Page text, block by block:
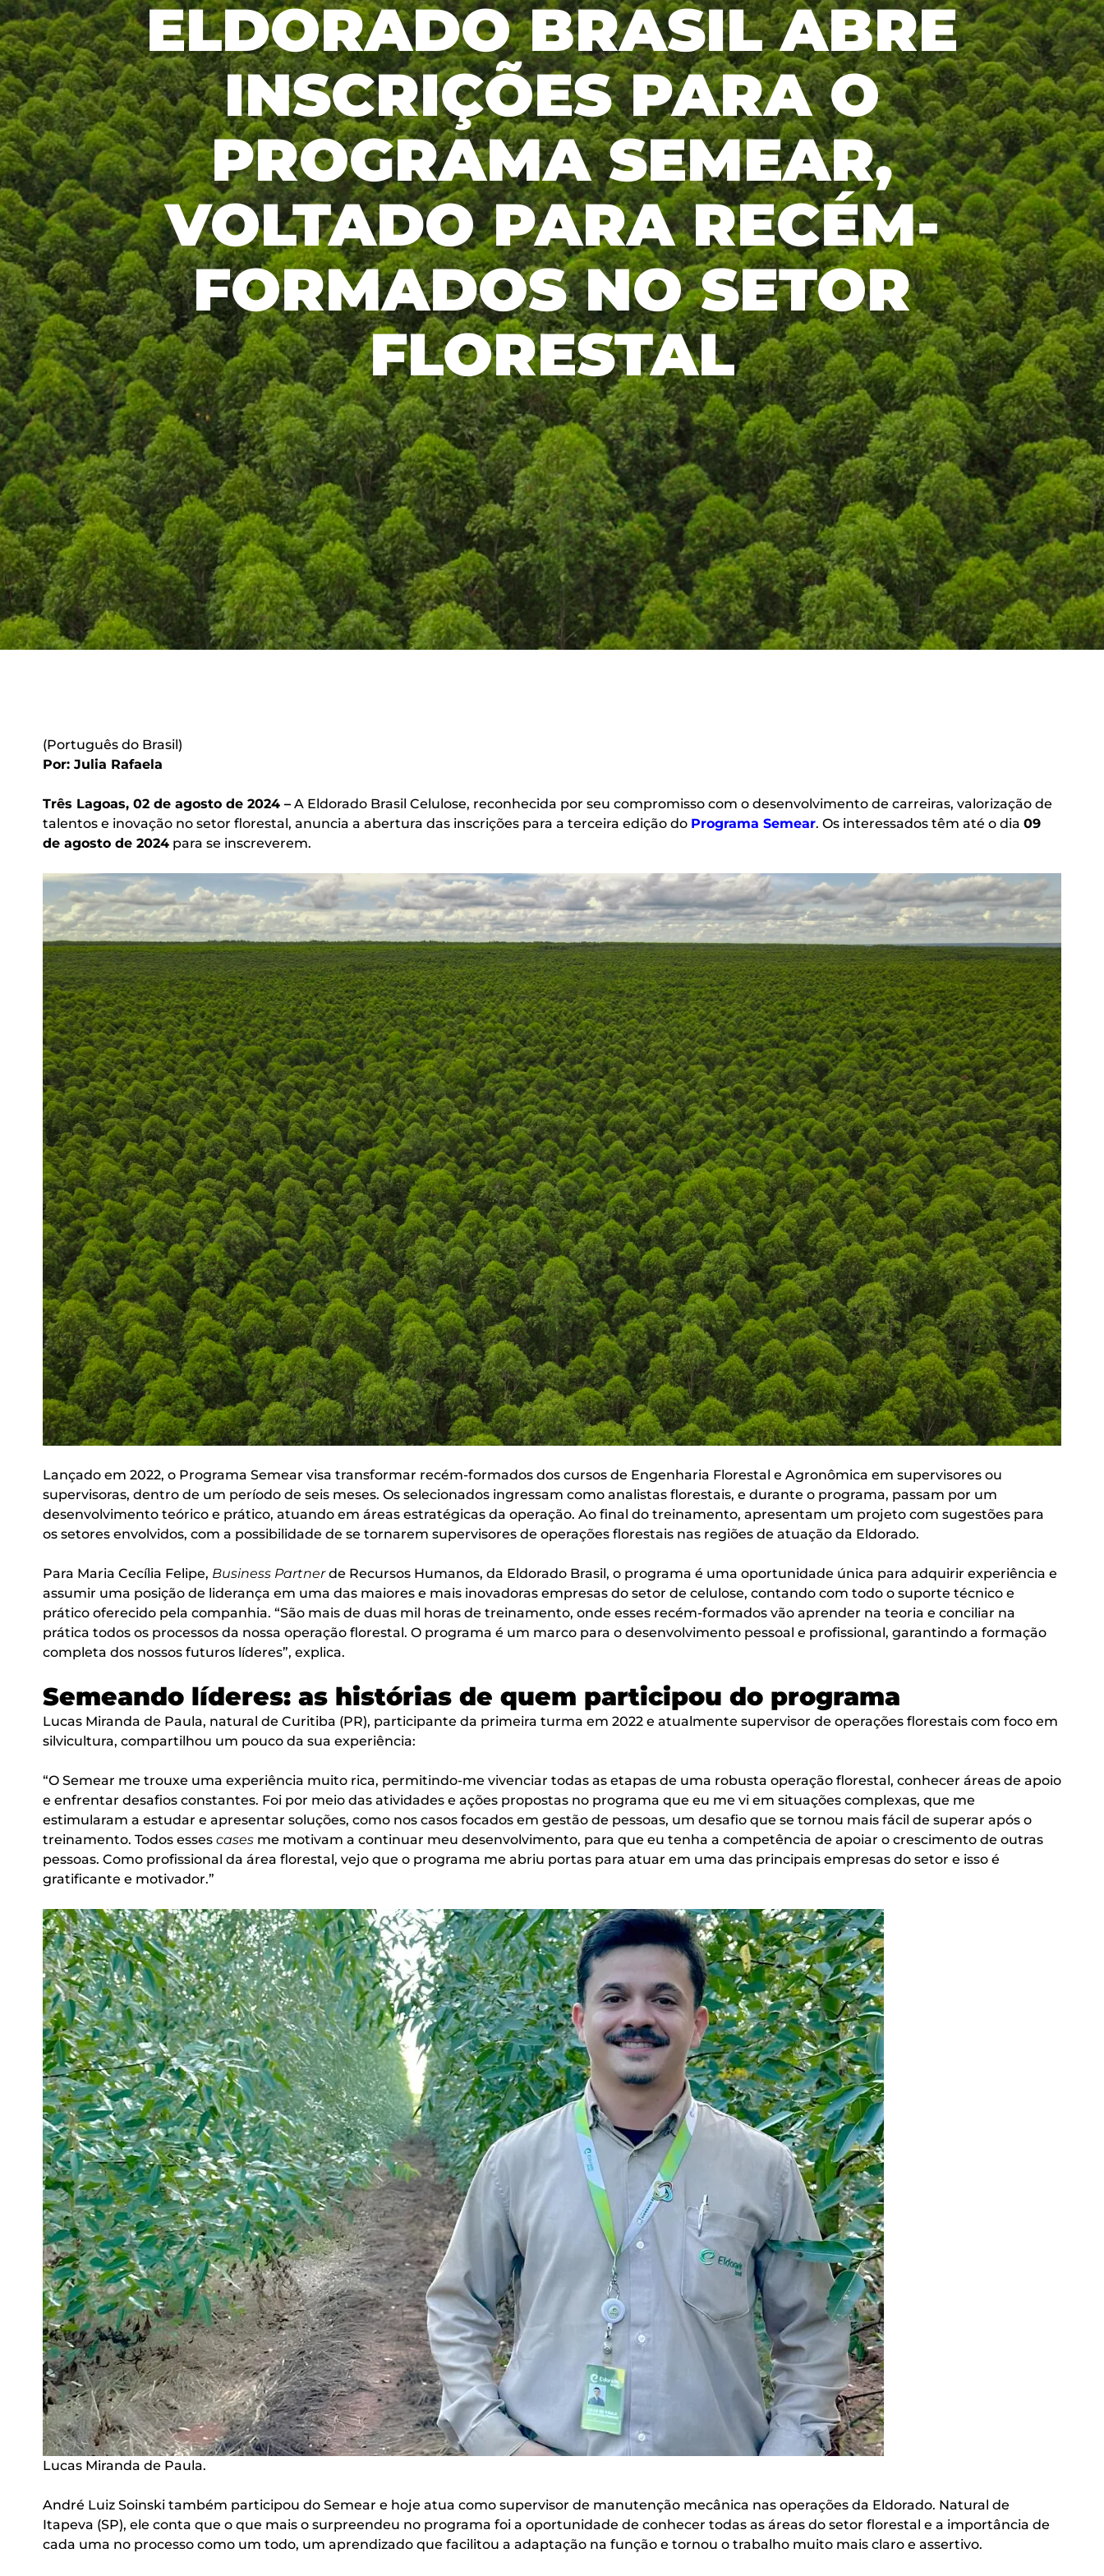
Recusar não essenciais Aceitar todos
Salvar preferências
viable approach
to forest
management.
Sustainability Report
Management Plan Forestry
with our
stakeholders
and the
market.
operational efficiency.
ELDORADO BRASIL ABRE
INSCRIÇÕES PARA O
PROGRAMA SEMEAR,
VOLTADO PARA RECÉM-
FORMADOS NO SETOR
FLORESTAL
(Português do Brasil)
Por: Julia Rafaela
Três Lagoas, 02 de agosto de 2024 – A Eldorado Brasil Celulose, reconhecida por seu compromisso com o desenvolvimento de carreiras, valorização de
talentos e inovação no setor florestal, anuncia a abertura das inscrições para a terceira edição do Programa Semear. Os interessados têm até o dia 09
de agosto de 2024 para se inscreverem.
Lançado em 2022, o Programa Semear visa transformar recém-formados dos cursos de Engenharia Florestal e Agronômica em supervisores ou
supervisoras, dentro de um período de seis meses. Os selecionados ingressam como analistas florestais, e durante o programa, passam por um
desenvolvimento teórico e prático, atuando em áreas estratégicas da operação. Ao final do treinamento, apresentam um projeto com sugestões para
os setores envolvidos, com a possibilidade de se tornarem supervisores de operações florestais nas regiões de atuação da Eldorado.
Para Maria Cecília Felipe, Business Partnerde Recursos Humanos, da Eldorado Brasil, o programa é uma oportunidade única para adquirir experiência e
assumir uma posição de liderança em uma das maiores e mais inovadoras empresas do setor de celulose, contando com todo o suporte técnico e
prático oferecido pela companhia. “São mais de duas mil horas de treinamento, onde esses recém-formados vão aprender na teoria e conciliar na
prática todos os processos da nossa operação florestal. O programa é um marco para o desenvolvimento pessoal e profissional, garantindo a formação
completa dos nossos futuros líderes”, explica.
Semeando líderes: as histórias de quem participou do programa
Lucas Miranda de Paula, natural de Curitiba (PR), participante da primeira turma em 2022 e atualmente supervisor de operações florestais com foco em
silvicultura, compartilhou um pouco da sua experiência:
“O Semear me trouxe uma experiência muito rica, permitindo-me vivenciar todas as etapas de uma robusta operação florestal, conhecer áreas de apoio
e enfrentar desafios constantes. Foi por meio das atividades e ações propostas no programa que eu me vi em situações complexas, que me
estimularam a estudar e apresentar soluções, como nos casos focados em gestão de pessoas, um desafio que se tornou mais fácil de superar após o
treinamento. Todos esses cases me motivam a continuar meu desenvolvimento, para que eu tenha a competência de apoiar o crescimento de outras
pessoas. Como profissional da área florestal, vejo que o programa me abriu portas para atuar em uma das principais empresas do setor e isso é
gratificante e motivador.”
Lucas Miranda de Paula.
André Luiz Soinski também participou do Semear e hoje atua como supervisor de manutenção mecânica nas operações da Eldorado. Natural de
Itapeva (SP), ele conta que o que mais o surpreendeu no programa foi a oportunidade de conhecer todas as áreas do setor florestal e a importância de
cada uma no processo como um todo, um aprendizado que facilitou a adaptação na função e tornou o trabalho muito mais claro e assertivo.